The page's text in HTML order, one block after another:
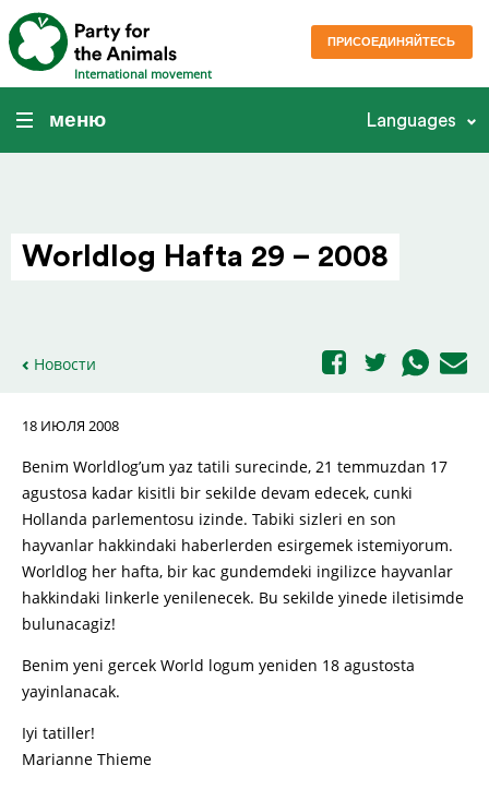
International movement
ПРИСОЕДИНЯЙТЕСЬ
меню Languages
Worldlog Hafta 29 – 2008
Новости
18 ИЮЛЯ 2008
Benim Worldlog’um yaz tatili surecinde, 21 temmuzdan 17
agustosa kadar kisitli bir sekilde devam edecek, cunki
Hollanda parlementosu izinde. Tabiki sizleri en son
hayvanlar hakkindaki haberlerden esirgemek istemiyorum.
Worldlog her hafta, bir kac gundemdeki ingilizce hayvanlar
hakkindaki linkerle yenilenecek. Bu sekilde yinede iletisimde
bulunacagiz!
Benim yeni gercek World logum yeniden 18 agustosta
yayinlanacak.
Iyi tatiller!
Marianne Thieme